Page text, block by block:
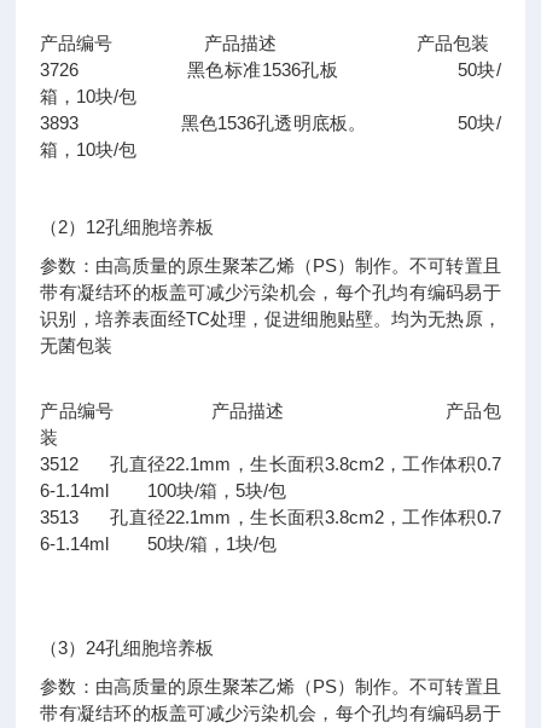
产品编号 产品描述 产品包装
3726 黑色标准1536孔板 50块/
箱，10块/包
3893 黑色1536孔透明底板。 50块/
箱，10块/包
（2）12孔细胞培养板
参数：由高质量的原生聚苯乙烯（PS）制作。不可转置且
带有凝结环的板盖可减少污染机会，每个孔均有编码易于
识别，培养表面经TC处理，促进细胞贴壁。均为无热原，
无菌包装
产品编号 产品描述 产品包
装
3512 孔直径22.1mm，生长面积3.8cm2，工作体积0.7
6-1.14ml 100块/箱，5块/包
3513 孔直径22.1mm，生长面积3.8cm2，工作体积0.7
6-1.14ml 50块/箱，1块/包
（3）24孔细胞培养板
参数：由高质量的原生聚苯乙烯（PS）制作。不可转置且
带有凝结环的板盖可减少污染机会，每个孔均有编码易于